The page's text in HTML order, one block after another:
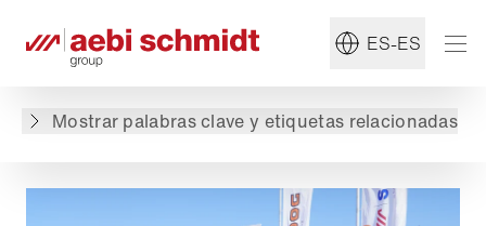
ES-ES
Mostrar palabras clave y etiquetas relacionadas
#Servicio municipal